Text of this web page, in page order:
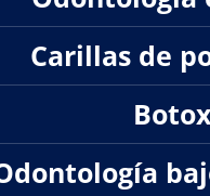
Carillas de
Botox